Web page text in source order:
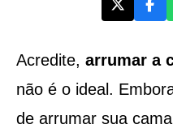
Acredite, arrumar a
não é o ideal.
de arrumar sua